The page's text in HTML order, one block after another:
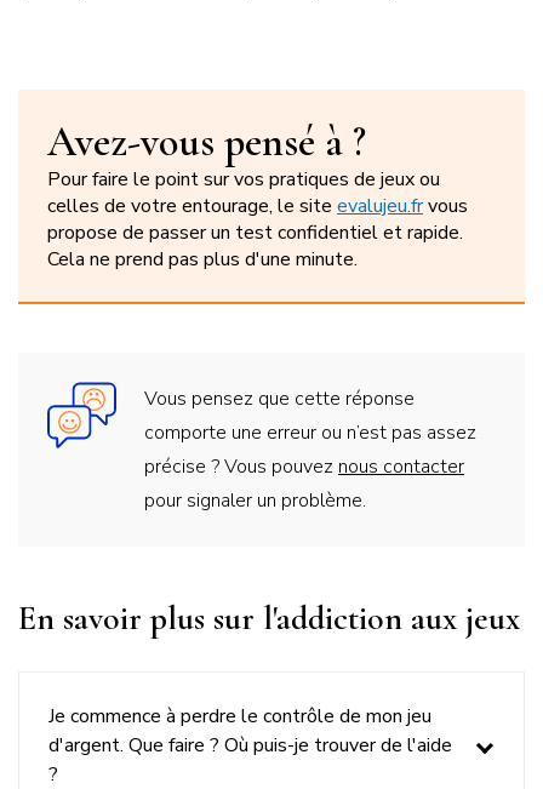
Avez-vous pensé à ?
Pour faire le point sur vos pratiques de jeux ou
celles de votre entourage, le site evalujeu.frvous
propose de passer un test confidentiel et rapide.
Cela ne prend pas plus d'une minute.
Vous pensez que cette réponse
comporte une erreur ou n’est pas assez
précise ? Vous pouvez nous contacter
pour signaler un problème.
Titre
bloc
question
En savoir plus sur l'addiction aux jeux
Je commence à perdre le contrôle de mon jeu
d'argent. Que faire ? Où puis-je trouver de l'aide
?